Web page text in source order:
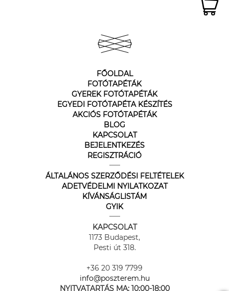
FŐOLDAL
FOTÓTAPÉTÁK
GYEREK FOTÓTAPÉTÁK
EGYEDI FOTÓTAPÉTA KÉSZÍTÉS
AKCIÓS FOTÓTAPÉTÁK
BLOG
KAPCSOLAT
BEJELENTKEZÉS
REGISZTRÁCIÓ
ÁLTALÁNOS SZERZŐDÉSI FELTÉTELEK
ADETVÉDELMI NYILATKOZAT
KÍVÁNSÁGLISTÁM
GYIK
KAPCSOLAT
1173 Budapest,
Pesti út 318.
+36 20 319 7799
info@poszterem.hu
NYITVATARTÁS MA: 10:00-18:00